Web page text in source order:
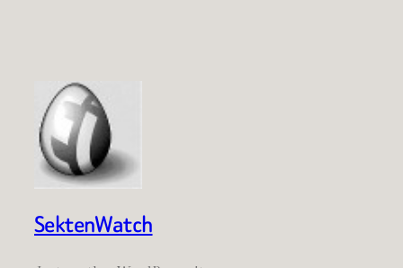
SektenWatch